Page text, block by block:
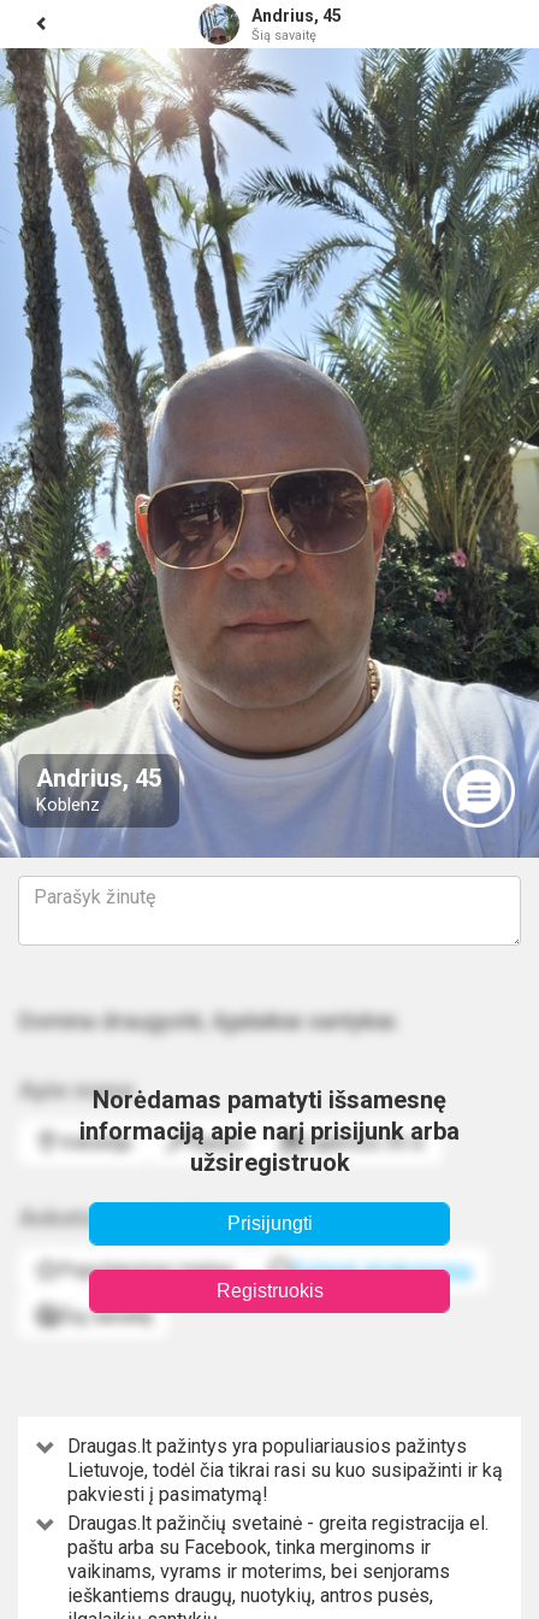
Andrius, 45
Šią savaitę
Andrius, 45
Koblenz
Domina draugystė, ilgalaikiai santykiai.
Apie mane
Vokietija Šaulys Lapkričio 30 d.
Anketos statistika
Populiarumas mažas
Sužinok atsakomumą
Šią savaitę
Norėdamas pamatyti išsamesnę
informaciją apie narį prisijunk arba
užsiregistruok
Prisijungti
Registruokis
Draugas.lt pažintys yra populiariausios pažintys
Lietuvoje, todėl čia tikrai rasi su kuo susipažinti ir ką
pakviesti į pasimatymą!
Draugas.lt pažinčių svetainė - greita registracija el.
paštu arba su Facebook, tinka merginoms ir
vaikinams, vyrams ir moterims, bei senjorams
ieškantiems draugų, nuotykių, antros pusės,